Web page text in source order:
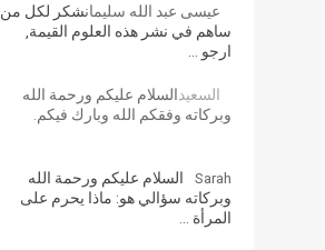
عيسى عبد الله سليمانشكر لكل من
ساهم في نشر هذه العلوم القيمة,
ارجو …
السعيدالسلام عليكم ورحمة الله
وبركاته وفقكم الله وبارك فيكم.
Sarah
السلام عليكم ورحمة الله
وبركاته سؤالي هو: ماذا يحرم على
المرأة …